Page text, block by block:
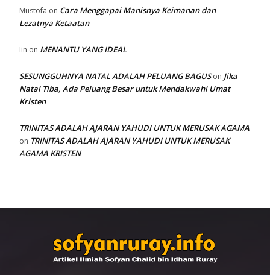
Mustofa on Cara Menggapai Manisnya Keimanan dan
Lezatnya Ketaatan
Iin on MENANTU YANG IDEAL
SESUNGGUHNYA NATAL ADALAH PELUANG BAGUSon Jika
Natal Tiba, Ada Peluang Besar untuk Mendakwahi Umat
Kristen
TRINITAS ADALAH AJARAN YAHUDI UNTUK MERUSAK AGAMA
on TRINITAS ADALAH AJARAN YAHUDI UNTUK MERUSAK
AGAMA KRISTEN